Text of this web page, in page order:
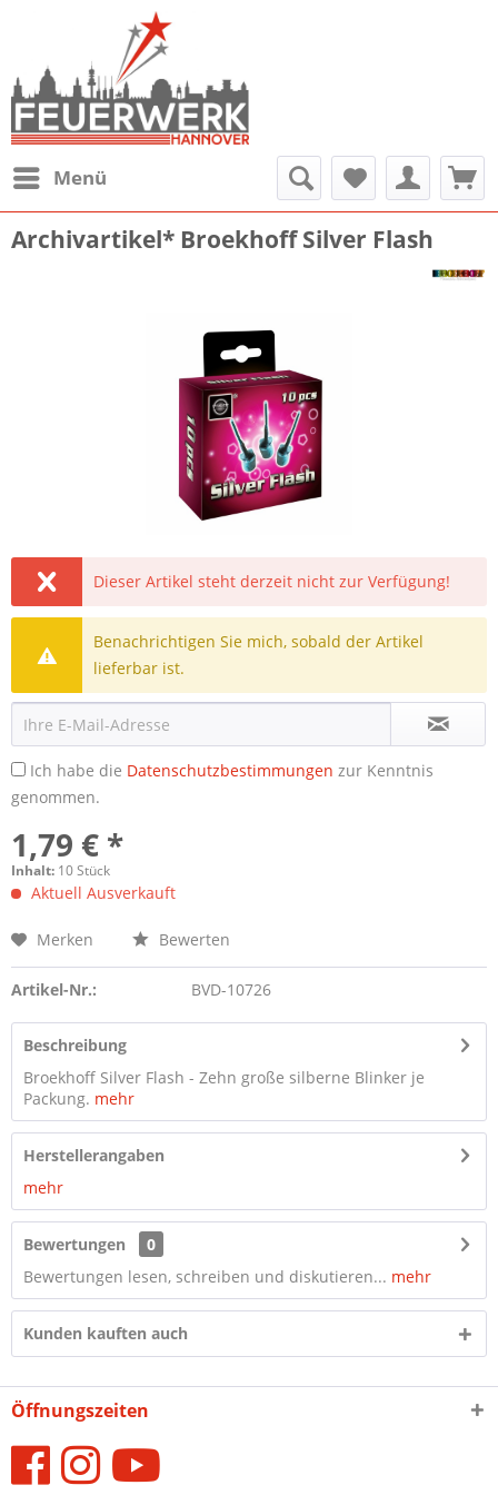
Menü
Archivartikel* Broekhoff Silver Flash
Dieser Artikel steht derzeit nicht zur Verfügung!
Benachrichtigen Sie mich, sobald der Artikel
lieferbar ist.
Ich habe die Datenschutzbestimmungen zur Kenntnis
genommen.
1,79 € *
Inhalt: 10 Stück
Aktuell Ausverkauft
Merken Bewerten
Artikel-Nr.: BVD-10726
Beschreibung
Broekhoff Silver Flash - Zehn große silberne Blinker je
Packung. mehr
Herstellerangaben
mehr
Bewertungen
0
Bewertungen lesen, schreiben und diskutieren... mehr
Kunden kauften auch
Öffnungszeiten